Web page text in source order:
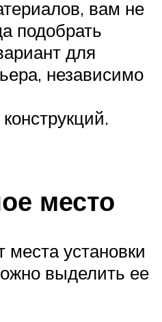
вам не
подобрать
для
независимо
место
места установки
выделить ее